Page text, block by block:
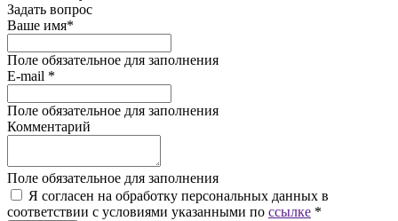
Задать вопрос
Ваше имя*
Поле обязательное для заполнения
E-mail *
Поле обязательное для заполнения
Комментарий
Поле обязательное для заполнения
Я согласен на обработку персональных данных в
соответствии с условиями указанными по ссылке *